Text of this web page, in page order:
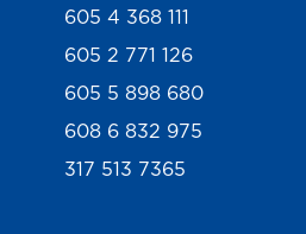
605 4 368 111
605 2 771 126
605 5 898 680
608 6 832 975
317 513 7365